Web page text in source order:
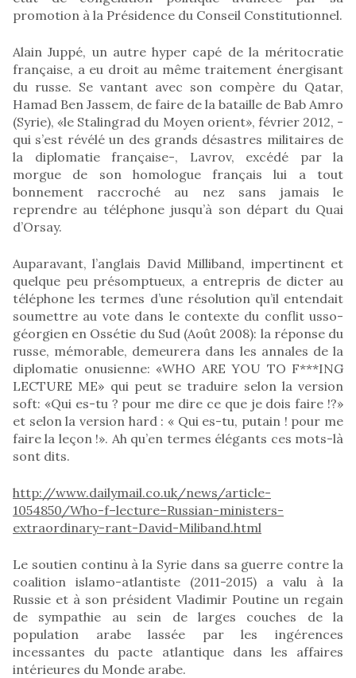
promotion à la Présidence du Conseil Constitutionnel.
Alain Juppé, un autre hyper capé de la méritocratie
française, a eu droit au même traitement énergisant
du russe. Se vantant avec son compère du Qatar,
Hamad Ben Jassem, de faire de la bataille de Bab Amro
(Syrie), «le Stalingrad du Moyen orient», février 2012, -
qui s’est révélé un des grands désastres militaires de
la diplomatie française-, Lavrov, excédé par la
morgue de son homologue français lui a tout
bonnement raccroché au nez sans jamais le
reprendre au téléphone jusqu’à son départ du Quai
d’Orsay.
Auparavant, l’anglais David Milliband, impertinent et
quelque peu présomptueux, a entrepris de dicter au
téléphone les termes d’une résolution qu’il entendait
soumettre au vote dans le contexte du conflit usso-
géorgien en Ossétie du Sud (Août 2008): la réponse du
russe, mémorable, demeurera dans les annales de la
diplomatie onusienne: «WHO ARE YOU TO F***ING
LECTURE ME» qui peut se traduire selon la version
soft: «Qui es-tu ? pour me dire ce que je dois faire !?»
et selon la version hard : « Qui es-tu, putain ! pour me
faire la leçon !». Ah qu’en termes élégants ces mots-là
sont dits.
http://www.dailymail.co.uk/news/article-
1054850/Who-f–lecture–Russian-ministers-
extraordinary-rant-David-Miliband.html
Le soutien continu à la Syrie dans sa guerre contre la
coalition islamo-atlantiste (2011-2015) a valu à la
Russie et à son président Vladimir Poutine un regain
de sympathie au sein de larges couches de la
population arabe lassée par les ingérences
incessantes du pacte atlantique dans les affaires
intérieures du Monde arabe.